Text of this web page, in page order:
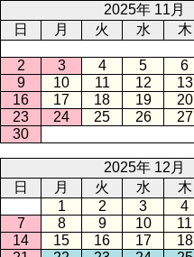
2025年 11月
日
月 火 水 木
2
3 4 5 6
9
10 11 12 13
16
17 18 19 20
23
24 25 26 27
30
2025年 12月
日
月 火 水 木
1
2 3 4
7
8 9 10 11
14
15 16 17 18